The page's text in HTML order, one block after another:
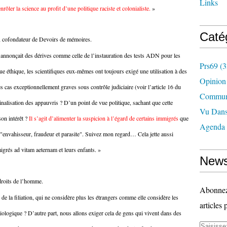
la science au profit d’une politique raciste et colonialiste. »
cofondateur de Devoirs de mémoires.
des dérives comme celle de l’instauration des tests ADN pour les
éthique, les scientifiques eux-mêmes ont toujours exigé une utilisation à des
exceptionnellement graves sous contrôle judiciaire (voir l’article 16 du
des appauvris ? D’un point de vue politique, sachant que cette
intérêt ?Il s’agit d’alimenter la suspicion à l’égard de certains immigrésque
fraudeur et parasite". Suivez mon regard… Cela jette aussi
ad vitam aeternam et leurs enfants. »
de l’homme.
la filiation, qui ne considère plus les étrangers comme elle considère les
? D’autre part, nous allons exiger cela de gens qui vivent dans des
Links
Prs69
Opinion
Vu
Agenda
articles